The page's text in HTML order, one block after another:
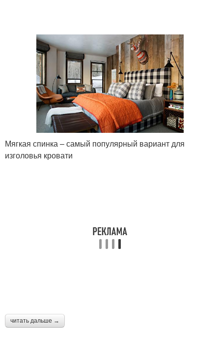
Мягкая спинка – самый популярный вариант для
изголовья кровати
читать дальше →